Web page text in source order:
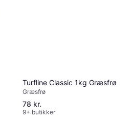
Turfline Classic 1kg Græsfrø
Græsfrø
78 kr.
9+ butikker